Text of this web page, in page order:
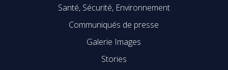
Santé, Sécurité, Environnement
Communiqués de presse
Galerie Images
Stories